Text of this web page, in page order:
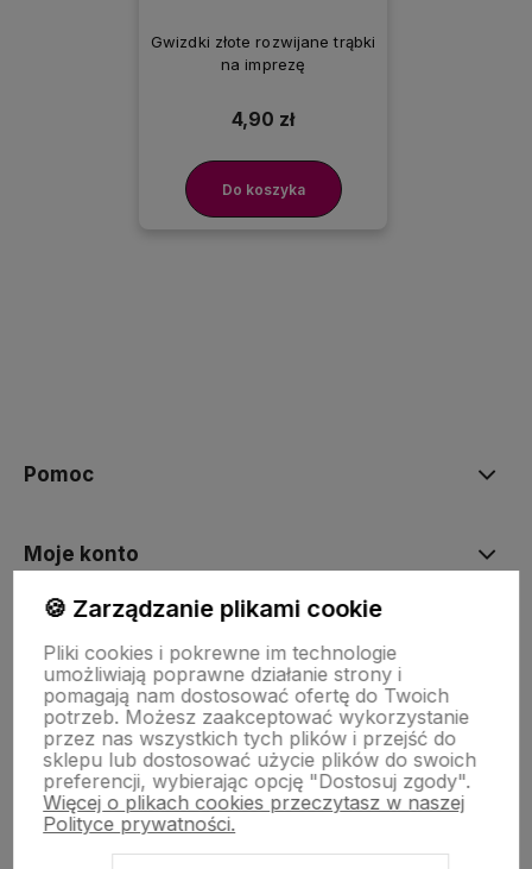
Gwizdki złote rozwijane trąbki
na imprezę
4,90 zł
Do koszyka
Pomoc
Moje konto
O nas
🍪 Zarządzanie plikami cookie
Pliki cookies i pokrewne im technologie
umożliwiają poprawne działanie strony i
pomagają nam dostosować ofertę do Twoich
potrzeb. Możesz zaakceptować wykorzystanie
przez nas wszystkich tych plików i przejść do
sklepu lub dostosować użycie plików do swoich
preferencji, wybierając opcję "Dostosuj zgody".
Więcej o plikach cookies przeczytasz w naszej
Polityce prywatności.